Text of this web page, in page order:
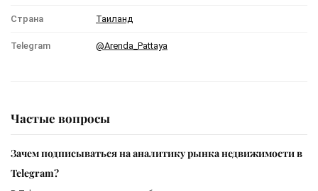
Страна Таиланд
Telegram @Arenda_Pattaya
Частые вопросы
Зачем подписываться на аналитику рынка недвижимости в
Telegram?